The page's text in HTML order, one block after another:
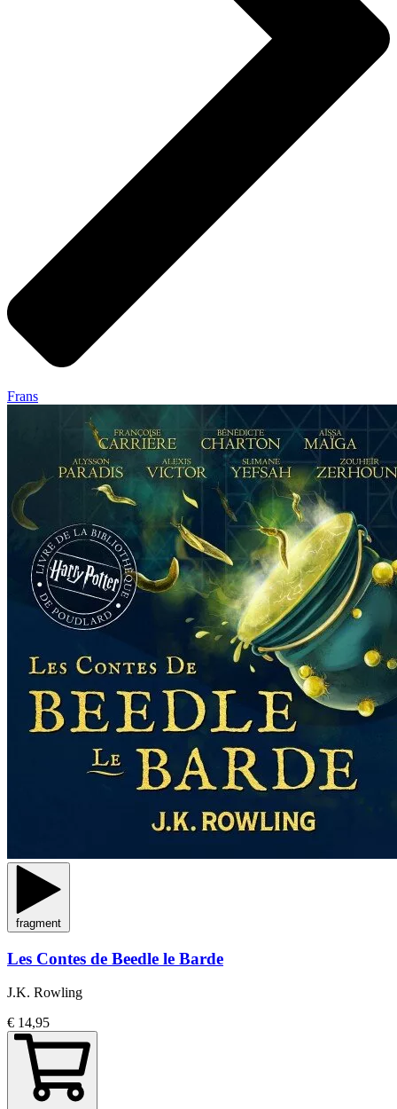
Frans
fragment
Les Contes de Beedle le Barde
J.K. Rowling
€ 14,95